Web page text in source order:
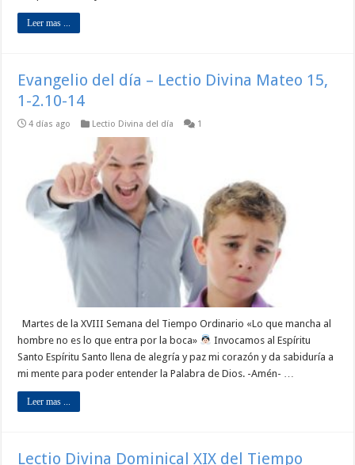
Leer mas ...
Evangelio del día – Lectio Divina Mateo 15,
1-2.10-14
4 días ago Lectio Divina del día 1
Martes de la XVIII Semana del Tiempo Ordinario «Lo que mancha al
hombre no es lo que entra por la boca»
Invocamos al Espíritu
Santo Espíritu Santo llena de alegría y paz mi corazón y da sabiduría a
mi mente para poder entender la Palabra de Dios. -Amén- …
Leer mas ...
Lectio Divina Dominical XIX del Tiempo